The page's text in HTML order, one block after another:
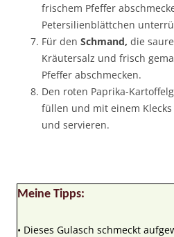
frischem Pfeffer
Petersilienblättchen
Für den Schmand, die
Kräutersalz und frisch
Pfeffer abschmecken.
Den roten Paprika-
füllen und mit einem
und servieren.
Meine Tipps:
• Dieses Gulasch schmeckt